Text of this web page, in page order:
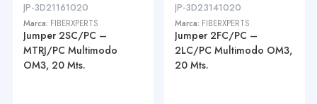
JP-3D21161020
Marca: FIBERXPERTS
Jumper 2SC/PC –
MTRJ/PC Multimodo
OM3, 20 Mts.
JP-3D23141020
Marca: FIBERXPERTS
Jumper 2FC/PC –
2LC/PC Multimodo OM3,
20 Mts.